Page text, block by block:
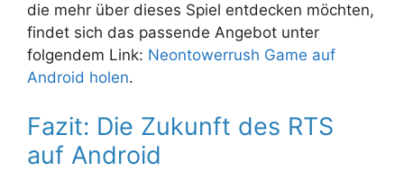
die mehr über dieses Spiel entdecken möchten,
findet sich das passende Angebot unter
folgendem Link: Neontowerrush Game auf
Android holen.
Fazit: Die Zukunft des RTS
auf Android